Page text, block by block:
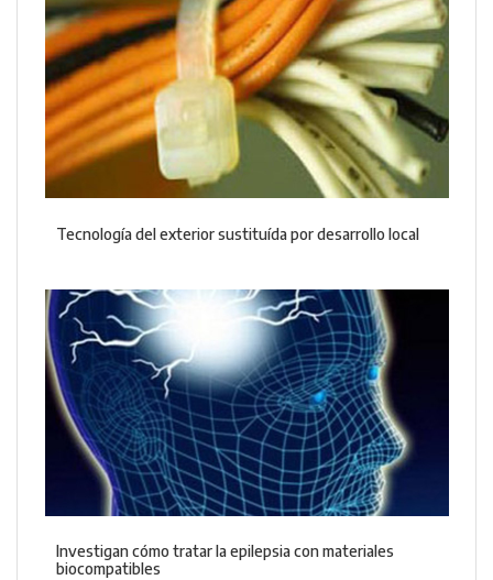
Tecnología del exterior sustituída por desarrollo local
Investigan cómo tratar la epilepsia con materiales
biocompatibles